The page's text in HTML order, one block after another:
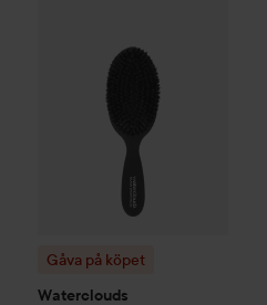
Gåva på köpet
Waterclouds